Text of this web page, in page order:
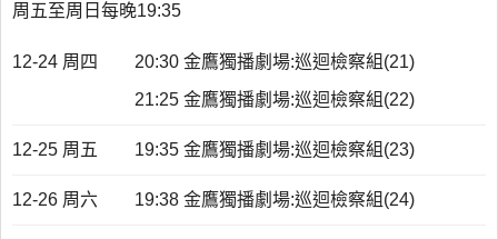
周五至周日每晚19:35
12-24 周四
20:30 金鷹獨播劇場:巡迴檢察組(21)
21:25 金鷹獨播劇場:巡迴檢察組(22)
12-25 周五 19:35 金鷹獨播劇場:巡迴檢察組(23)
12-26 周六 19:38 金鷹獨播劇場:巡迴檢察組(24)